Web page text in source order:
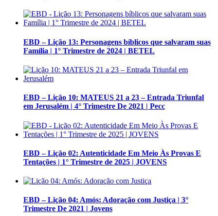
EBD – Lição 13: Personagens bíblicos que salvaram suas
Família | 1° Trimestre de 2024 | BETEL
EBD – Lição 10: MATEUS 21 a 23 – Entrada Triunfal
em Jerusalém | 4° Trimestre De 2021 | Pecc
EBD – Lição 02: Autenticidade Em Meio Às Provas E
Tentações | 1° Trimestre de 2025 | JOVENS
EBD – Lição 04: Amós: Adoração com Justiça | 3°
Trimestre De 2021 | Jovens